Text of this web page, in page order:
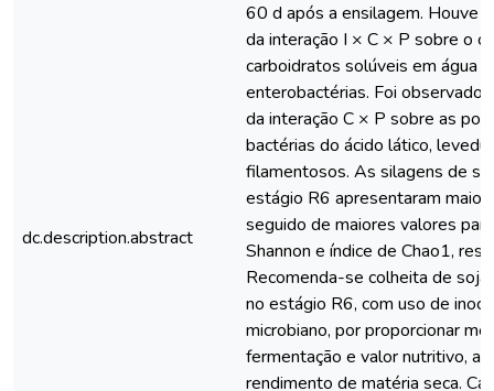
dc.description.abstract
60 d após a ensilagem. Houve
da interação I × C × P sobre o
carboidratos solúveis em água
enterobactérias. Foi
da interação C × P sobre as
bactérias do ácido lático,
filamentosos. As silagens de
estágio R6 apresentaram
seguido de maiores valores
Shannon e índice de Chao1,
Recomenda-se colheita de soja
no estágio R6, com uso de
microbiano, por proporcionar
fermentação e valor nutritivo,
rendimento de matéria seca.